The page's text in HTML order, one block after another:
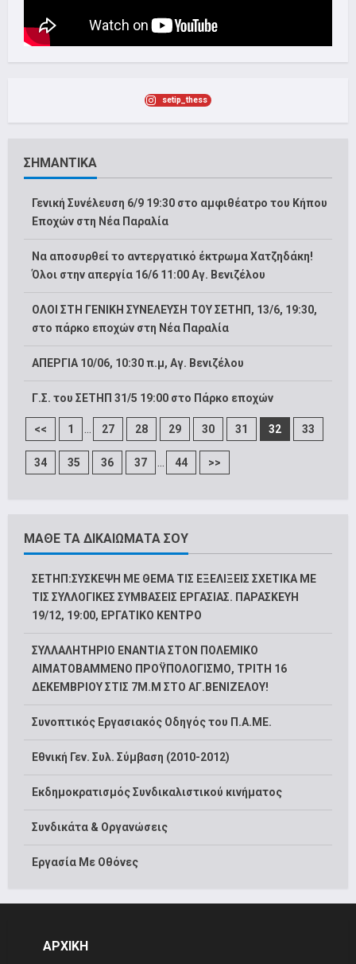
setip_thess
ΣΗΜΑΝΤΙΚΑ
Γενική Συνέλευση 6/9 19:30 στο αμφιθέατρο του Κήπου
Εποχών στη Νέα Παραλία
Να αποσυρθεί το αντεργατικό έκτρωμα Χατζηδάκη!
Όλοι στην απεργία 16/6 11:00 Αγ. Βενιζέλου
ΟΛΟΙ ΣΤΗ ΓΕΝΙΚΗ ΣΥΝΕΛΕΥΣΗ ΤΟΥ ΣΕΤΗΠ, 13/6, 19:30,
στο πάρκο εποχών στη Νέα Παραλία
ΑΠΕΡΓΙΑ 10/06, 10:30 π.μ, Αγ. Βενιζέλου
Γ.Σ. του ΣΕΤΗΠ 31/5 19:00 στο Πάρκο εποχών
<< 1 27 28 29 30 31 32 33
34 35 36 37 44 >>
ΜΑΘΕ ΤΑ ΔΙΚΑΙΩΜΑΤΑ ΣΟΥ
ΣΕΤΗΠ:ΣΥΣΚΕΨΗ ΜΕ ΘΕΜΑ ΤΙΣ ΕΞΕΛΙΞΕΙΣ ΣΧΕΤΙΚΑ ΜΕ
ΤΙΣ ΣΥΛΛΟΓΙΚΕΣ ΣΥΜΒΑΣΕΙΣ ΕΡΓΑΣΙΑΣ. ΠΑΡΑΣΚΕΥΗ
19/12, 19:00, ΕΡΓΑΤΙΚΟ ΚΕΝΤΡΟ
ΣΥΛΛΑΛΗΤΗΡΙΟ ΕΝΑΝΤΙΑ ΣΤΟΝ ΠΟΛΕΜΙΚΟ
ΑΙΜΑΤΟΒΑΜΜΕΝΟ ΠΡΟΫΠΟΛΟΓΙΣΜΟ, ΤΡΙΤΗ 16
ΔΕΚΕΜΒΡΙΟΥ ΣΤΙΣ 7Μ.Μ ΣΤΟ ΑΓ.ΒΕΝΙΖΕΛΟΥ!
Συνοπτικός Εργασιακός Οδηγός του Π.Α.ΜΕ.
Εθνική Γεν. Συλ. Σύμβαση (2010-2012)
Εκδημοκρατισμός Συνδικαλιστικού κινήματος
Συνδικάτα & Οργανώσεις
Εργασία Με Οθόνες
ΑΡΧΙΚΗ